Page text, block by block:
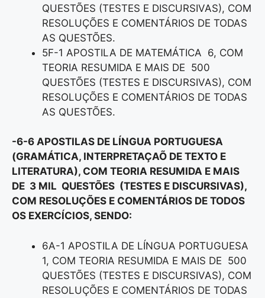
QUESTÕES (TESTES E DISCURSIVAS), COM
RESOLUÇÕES E COMENTÁRIOS DE TODAS
AS QUESTÕES.
5F-1 APOSTILA DE MATEMÁTICA 6, COM
TEORIA RESUMIDA E MAIS DE 500
QUESTÕES (TESTES E DISCURSIVAS), COM
RESOLUÇÕES E COMENTÁRIOS DE TODAS
AS QUESTÕES.
-6-6 APOSTILAS DE LÍNGUA PORTUGUESA
(GRAMÁTICA, INTERPRETAÇAÕ DE TEXTO E
LITERATURA), COM TEORIA RESUMIDA E MAIS
DE 3 MIL QUESTÕES (TESTES E DISCURSIVAS),
COM RESOLUÇÕES E COMENTÁRIOS DE TODOS
OS EXERCÍCIOS, SENDO:
6A-1 APOSTILA DE LÍNGUA PORTUGUESA
1, COM TEORIA RESUMIDA E MAIS DE 500
QUESTÕES (TESTES E DISCURSIVAS), COM
RESOLUÇÕES E COMENTÁRIOS DE TODAS